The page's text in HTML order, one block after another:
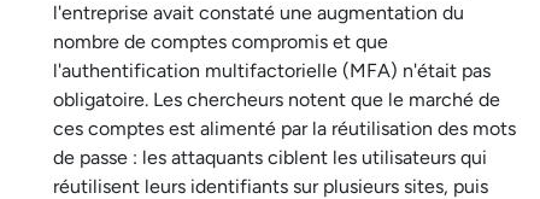
l'entreprise avait constaté une augmentation du
nombre de comptes compromis et que
l'authentification multifactorielle (MFA) n'était pas
obligatoire. Les chercheurs notent que le marché de
ces comptes est alimenté par la réutilisation des mots
de passe : les attaquants ciblent les utilisateurs qui
réutilisent leurs identifiants sur plusieurs sites, puis